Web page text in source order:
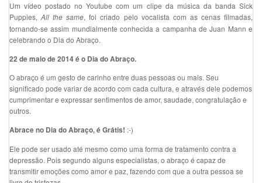
Um vídeo postado no Youtube com um clipe da música da banda Sick
Puppies,All the same, foi criado pelo vocalista com as cenas filmadas,
tornando-se assim mundialmente conhecida a campanha de Juan Mann e
celebrando o Dia do Abraço.
22 de maio de 2014 é o Dia do Abraço.
O abraço é um gesto de carinho entre duas pessoas ou mais. Seu
significado pode variar de acordo com cada cultura, e através dele podemos
cumprimentar e expressar sentimentos de amor, saudade, congratulação e
outros.
Abrace no Dia do Abraço, é Grátis! :-)
Ele pode ser usado até mesmo como uma forma de tratamento contra a
depressão. Pois segundo alguns especialistas, o abraço é capaz de
transmitir emoções como amor e paz, fazendo com que a outra pessoa se